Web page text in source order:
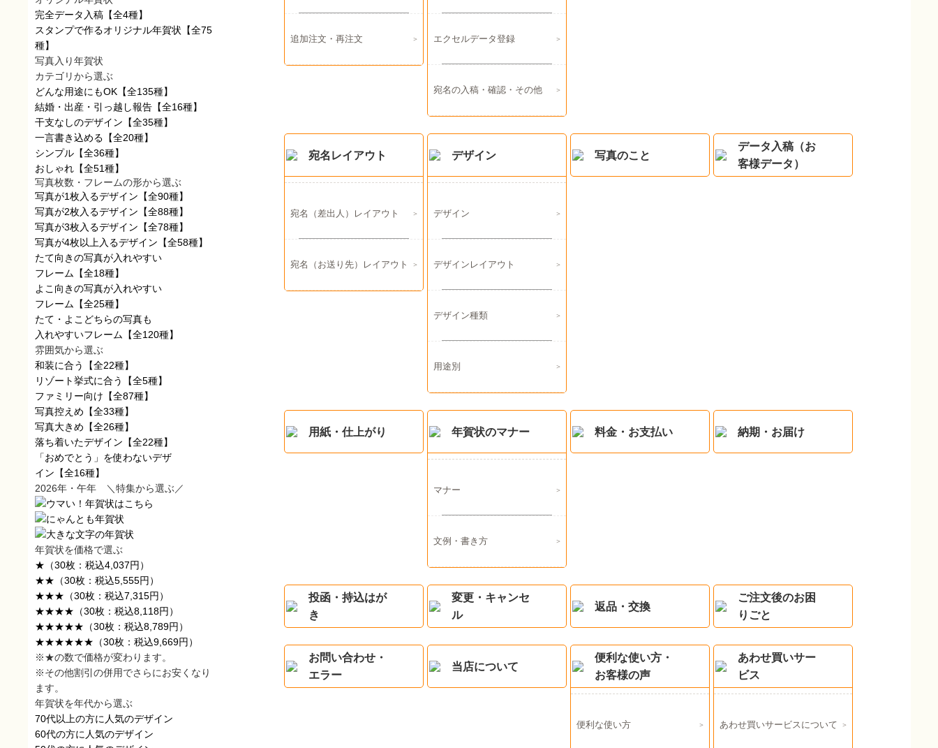
完全データ入稿【全4種】
スタンプで作るオリジナル年賀状 【全75
種】
写真入り年賀状
カテゴリから選ぶ
どんな用途にもOK【全135種】
結婚・出産・引っ越し報告【全16種】
干支なしのデザイン 【全35種】
一言書き込める 【全20種】
シンプル【全36種】
おしゃれ【全51種】
写真枚数・フレームの形から選ぶ
写真が1枚入るデザイン 【全90種】
写真が2枚入るデザイン 【全88種】
写真が3枚入るデザイン 【全78種】
写真が4枚以上入るデザイン 【全58種】
たて向きの写真が入れやすい
フレーム 【全18種】
よこ向きの写真が入れやすい
フレーム 【全25種】
たて・よこどちらの写真も
入れやすいフレーム 【全120種】
雰囲気から選ぶ
和装に合う
【全22種】
リゾート挙式に合う
【全5種】
ファミリー向け 【全87種】
写真控えめ 【全33種】
写真大きめ 【全26種】
落ち着いたデザイン 【全22種】
「おめでとう」を使わないデザ
イン 【全16種】
2026年・午年 ＼特集から選ぶ／
年賀状を価格で選ぶ
★ （30枚：税込4,037円）
★★ （30枚：税込5,555円）
★★★ （30枚：税込7,315円）
★★★★ （30枚：税込8,118円）
★★★★★ （30枚：税込8,789円）
★★★★★★ （30枚：税込9,669円）
※★の数で価格が変わります。
※その他割引の併用でさらにお安くなり
ます。
年賀状を年代から選ぶ
70代以上の方に人気のデザイン
60代の方に人気のデザイン
追加注文・再注文 エクセルデータ登録
宛名の入稿・確認・その他
宛名レイアウト
宛名（差出人）レイアウト
宛名（お送り先）レイアウト
デザイン
デザイン
デザインレイアウト
デザイン種類
用途別
写真のこと
データ入稿（お
客様データ）
用紙・仕上がり 年賀状のマナー
マナー
文例・書き方
料金・お支払い 納期・お届け
投函・持込はが
き
変更・キャンセ
ル
返品・交換
ご注文後のお困
りごと
お問い合わせ・
エラー
当店について
便利な使い方・
お客様の声
便利な使い方
あわせ買いサー
ビス
あわせ買いサービスについて